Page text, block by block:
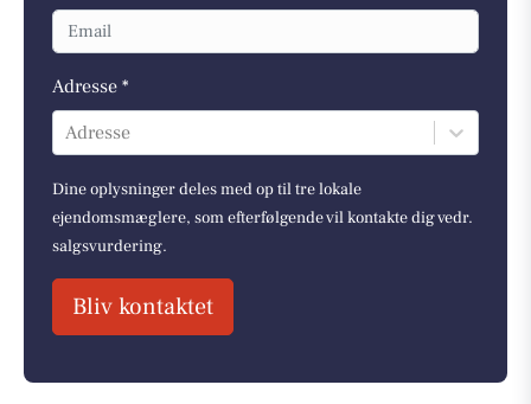
Adresse *
Adresse
Dine oplysninger deles med op til tre lokale
ejendomsmæglere, som efterfølgende vil kontakte dig vedr.
salgsvurdering.
Bliv kontaktet